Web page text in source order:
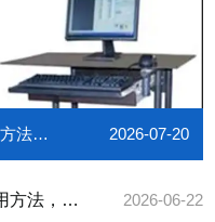
100KN电子万能试验机的正确使用方法，新手也能轻松掌握 2026-07-20
轻松掌握 2026-06-22